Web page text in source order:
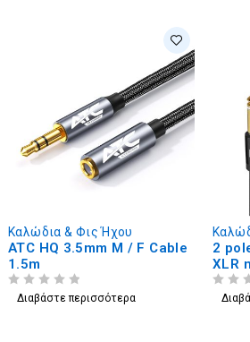
Καλώδια & Φις Ήχου
ATC HQ 3.5mm M / F Cable
1.5m
Διαβάστε περισσότερα
2
XLR